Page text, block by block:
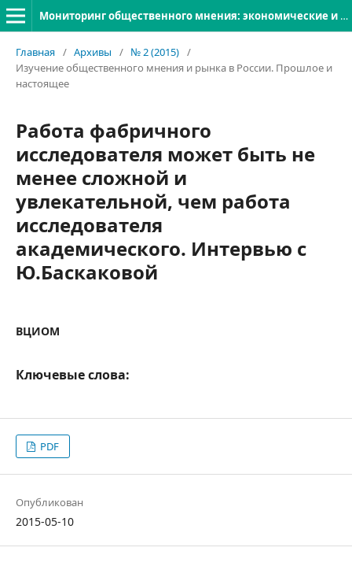
Мониторинг общественного мнения: экономические и социальные перемены
Главная / Архивы / № 2 (2015) /
Изучение общественного мнения и рынка в России. Прошлое и
настоящее
Работа фабричного
исследователя может быть не
менее сложной и
увлекательной, чем работа
исследователя
академического. Интервью с
Ю.Баскаковой
ВЦИОМ
Ключевые слова:
PDF
Опубликован
2015-05-10